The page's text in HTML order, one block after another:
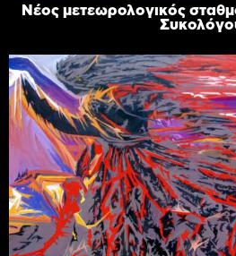
Νέος μετεωρολογικός